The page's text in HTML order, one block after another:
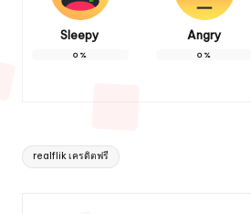
Sleepy
0%
Angry
0%
Tags:
realflik เครดิตฟรี